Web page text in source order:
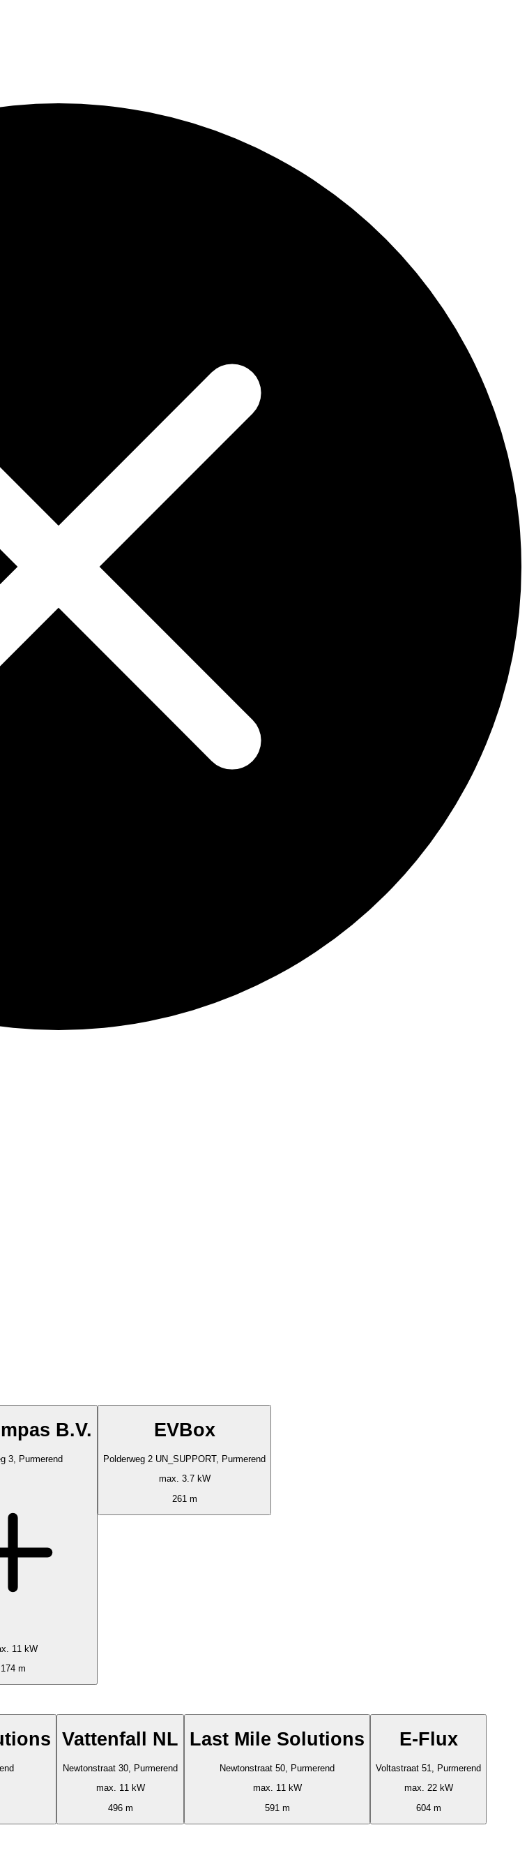
B.V.
3, Purmerend
11 kW
174 m
EVBox
Polderweg 2 UN_SUPPORT, Purmerend
max. 3.7 kW
261 m
Vattenfall NL
Newtonstraat 30, Purmerend
max. 11 kW
496 m
Last Mile Solutions
Newtonstraat 50, Purmerend
max. 11 kW
591 m
E-Flux
Voltastraat 51, Purmerend
max. 22 kW
604 m